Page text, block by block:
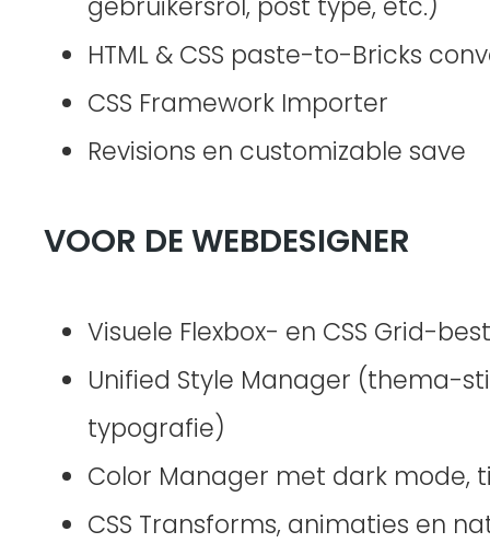
HTML & CSS paste-to-Bricks
CSS Framework Importer
Revisions en customizable save
VOOR DE WEBDESIGNER
Visuele Flexbox- en CSS Grid-
Unified Style Manager (thema-
typografie)
Color Manager met dark mode,
CSS Transforms, animaties en